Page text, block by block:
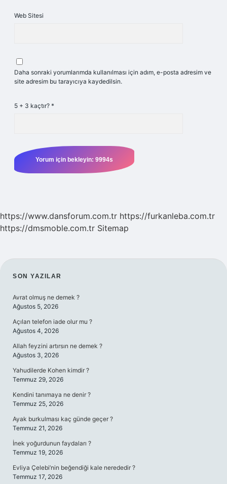
Web Sitesi
Daha sonraki yorumlarımda kullanılması için adım, e-posta adresim ve
site adresim bu tarayıcıya kaydedilsin.
5 + 3 kaçtır? *
https://www.dansforum.com.tr https://furkanleba.com.tr
https://dmsmoble.com.tr Sitemap
SIDEBAR
SON YAZILAR
Avrat olmuş ne demek ?
Ağustos 5, 2026
Açılan telefon iade olur mu ?
Ağustos 4, 2026
Allah feyzini artırsın ne demek ?
Ağustos 3, 2026
Yahudilerde Kohen kimdir ?
Temmuz 29, 2026
Kendini tanımaya ne denir ?
Temmuz 25, 2026
Ayak burkulması kaç günde geçer ?
Temmuz 21, 2026
İnek yoğurdunun faydaları ?
Temmuz 19, 2026
Evliya Çelebi’nin beğendiği kale nerededir ?
Temmuz 17, 2026